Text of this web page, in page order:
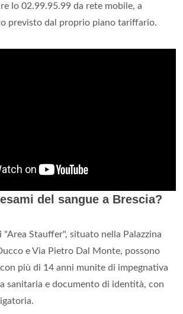
lo 02.99.95.99 da rete mobile, a
previsto dal proprio piano tariffario.
del sangue a Brescia?
"Area Stauffer", situato nella Palazzina
e Via Pietro Dal Monte, possono
più di 14 anni munite di impegnativa
sanitaria e documento di identità, con